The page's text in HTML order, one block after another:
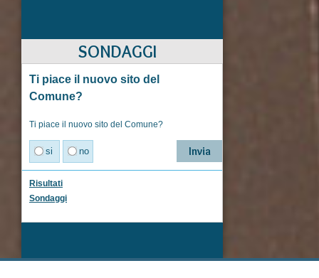
SONDAGGI
Ti piace il nuovo sito del
Comune?
Ti piace il nuovo sito del Comune?
si no
Risultati
Sondaggi